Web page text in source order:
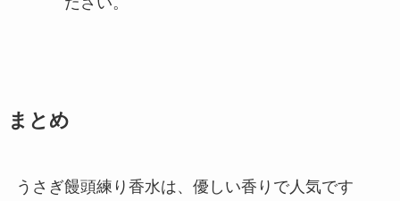
まとめ
うさぎ饅頭練り香水は、優しい香りで人気です